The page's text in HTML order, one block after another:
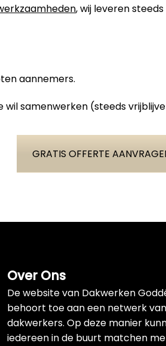
, wij leveren
aannemers.
samenwerken (steeds
GRATIS OFFERTE
Over Ons
De website van Dakwerken
behoort toe aan een netwerk van
dakwerkers. Op deze manier
iedereen in de buurt matchen